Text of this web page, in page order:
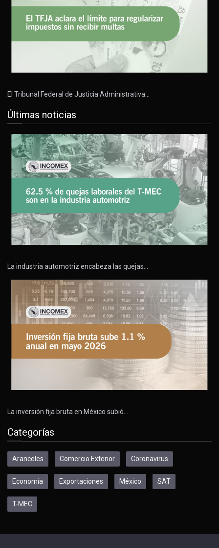
El Tribunal Federal de Justicia Administrativa…
Últimas noticias
La industria automotriz encabeza las quejas…
La inversión fija bruta en México subió…
Categorías
Aranceles Comercio Exterior Coronavirus
Economía Exportaciones México SAT
T-MEC